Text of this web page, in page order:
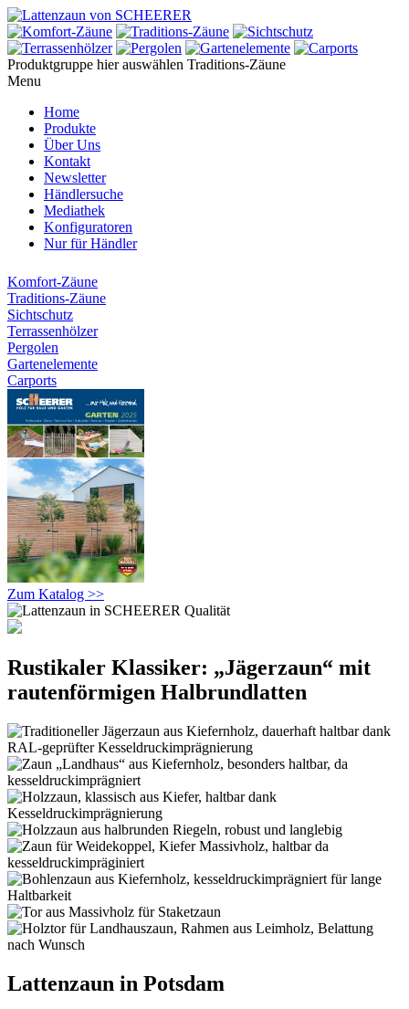
Produktgruppe hier auswählen Traditions-Zäune
Menu
Home
Produkte
Über Uns
Kontakt
Newsletter
Händlersuche
Mediathek
Konfiguratoren
Nur für Händler
Komfort-Zäune
Traditions-Zäune
Sichtschutz
Terrassenhölzer
Pergolen
Gartenelemente
Carports
Zum Katalog >>
Rustikaler Klassiker: „Jägerzaun“ mit
rautenförmigen Halbrundlatten
Lattenzaun in Potsdam